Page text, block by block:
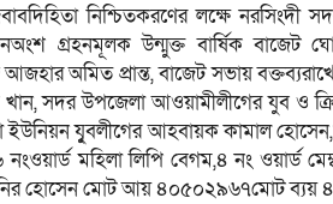
নিশ্চিতকরণের লক্ষে নরসিংদী
গ্রহনমূলক উন্মুক্ত বার্ষিক বাজেট
আজহার অমিত প্রান্ত, বাজেট সভায়
খান, সদর উপজেলা আওয়ামীলীগের যুব ও
ইউনিয়ন যুৃবলীগের আহবায়ক কামাল
মহিলা লিপি বেগম,৪ নং ওয়ার্ড
হোসেন মোট আয় ৪০৫০২৯৬৭মোট ব্যয়